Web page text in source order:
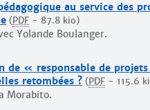
au service des
( PDF - 87.8 kio)
Yolande Boulanger.
de « responsable de
retombées ? ( PDF - 115.6
Morabito.